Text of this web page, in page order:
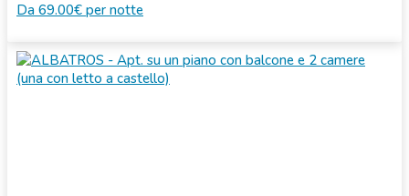
Da 69.00€ per notte